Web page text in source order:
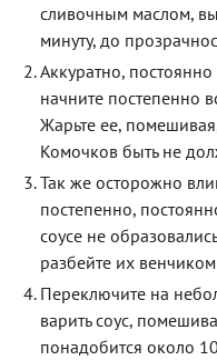
сливочным маслом,
минуту, до
Аккуратно,
начните постепенно
Жарьте ее,
Комочков быть не
Так же осторожно
постепенно,
соусе не
разбейте их
Переключите на
варить соус,
понадобится около